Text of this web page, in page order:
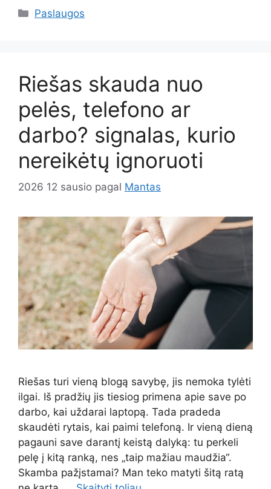
Kategorijos
Paslaugos
Riešas skauda nuo
pelės, telefono ar
darbo? signalas, kurio
nereikėtų ignoruoti
2026 12 sausio pagal Mantas
Riešas turi vieną blogą savybę, jis nemoka tylėti
ilgai. Iš pradžių jis tiesiog primena apie save po
darbo, kai uždarai laptopą. Tada pradeda
skaudėti rytais, kai paimi telefoną. Ir vieną dieną
pagauni save darantį keistą dalyką: tu perkeli
pelę į kitą ranką, nes „taip mažiau maudžia“.
Skamba pažįstamai? Man teko matyti šitą ratą